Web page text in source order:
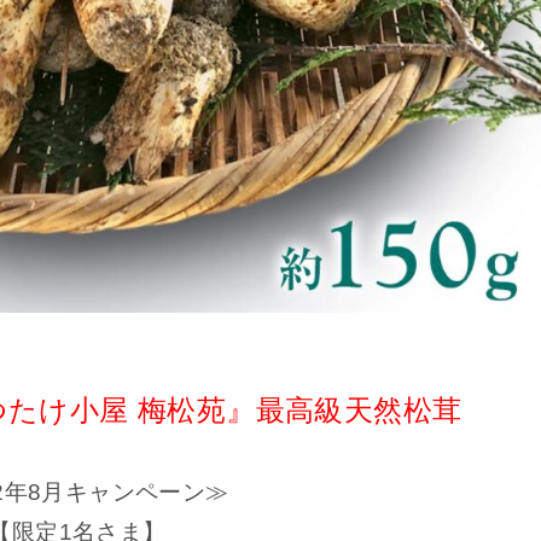
け小屋 梅松苑』最高級天然松茸
8月キャンペーン≫
限定1名さま】